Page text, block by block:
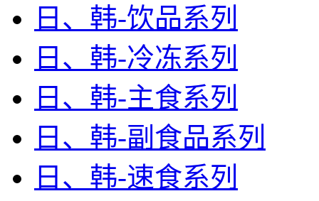
日、韩-饮品系列
日、韩-冷冻系列
日、韩-主食系列
日、韩-副食品系列
日、韩-速食系列